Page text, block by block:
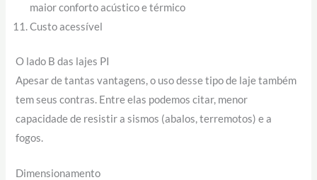
maior conforto acústico e térmico
Custo acessível
O lado B das lajes PI
Apesar de tantas vantagens, o uso desse tipo de laje também
tem seus contras. Entre elas podemos citar, menor
capacidade de resistir a sismos (abalos, terremotos) e a
fogos.
Dimensionamento